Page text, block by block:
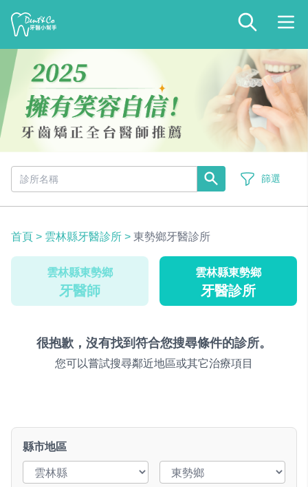
篩選
首頁 > 雲林縣牙醫診所 > 東勢鄉牙醫診所
雲林縣東勢鄉
牙醫師
雲林縣東勢鄉
牙醫診所
很抱歉，沒有找到符合您搜尋條件的診所。
您可以嘗試搜尋鄰近地區或其它治療項目
縣市地區